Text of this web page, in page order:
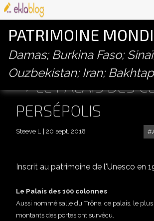
PATRIMOINE
Damas; Burkina Faso;
Ouzbekistan; Iran;
LE PALAIS DES
PERSÉPOLIS
Steeve L 20 sept. 2018
Inscrit au patrimoine de l'Unesco en
Le Palais des 100 colonnes
Aussi nommé salle du Trône, ce palais, le
montants des portes ont survécu.